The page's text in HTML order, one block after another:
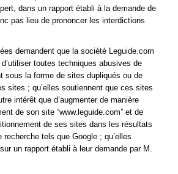
dans un rapport établi à la demande de
pas lieu de prononcer les interdictions
demandent que la société Leguide.com
toutes techniques abusives de
sous la forme de sites dupliqués ou de
sites ; qu’elles soutiennent que ces sites
intérêt que d’augmenter de manière
de son site “www.leguide.com” et de
de ses sites dans les résultats
tels que Google ; qu’elles
un rapport établi à leur demande par M.